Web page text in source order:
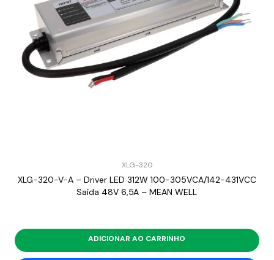
XLG-320
XLG-320-V-A – Driver LED 312W 100-305VCA/142-431VCC
Saída 48V 6,5A – MEAN WELL
ADICIONAR AO CARRINHO